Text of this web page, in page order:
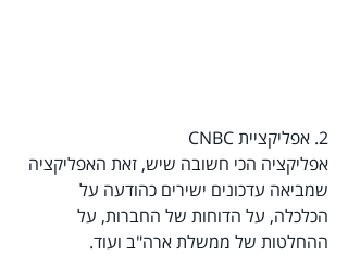
2. אפליקציית CNBC
אפליקציה הכי חשובה שיש, זאת האפליקציה
שמביאה עדכונים ישירים כהודעה על
הכלכלה, על הדוחות של החברות, על
ההחלטות של ממשלת ארה"ב ועוד.